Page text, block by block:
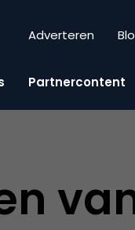
Adverteren
Partnercontent